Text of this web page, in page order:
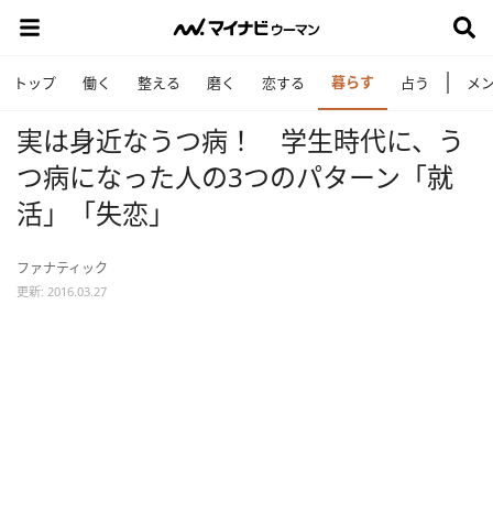
トップ 働く 整える 磨く 恋する 暮らす 占う メ
実は身近なうつ病！ 学生時代に、う
つ病になった人の3つのパターン「就
活」「失恋」
ファナティック
更新: 2016.03.27